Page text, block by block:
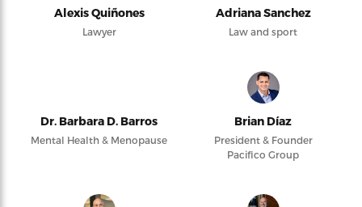
Alexis Quiñones
Lawyer
Adriana Sanchez
Law and sport
Dr. Barbara D. Barros
Mental Health & Menopause
Brian Díaz
President & Founder
Pacifico Group